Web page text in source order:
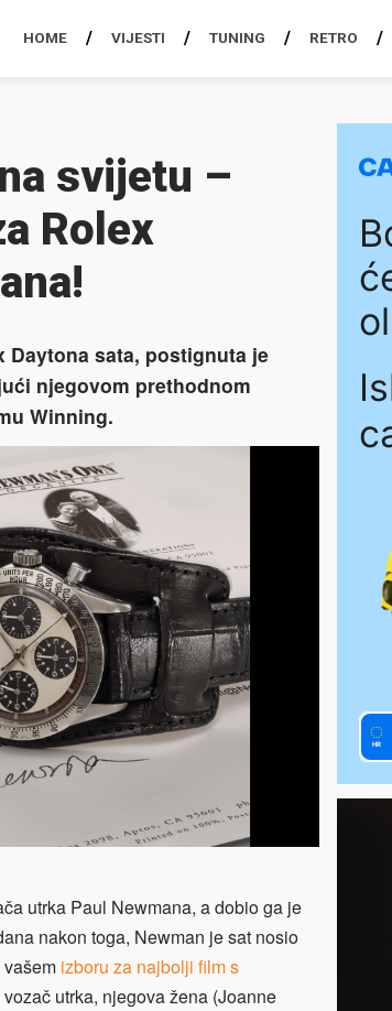
HOME VIJESTI TUNING RETRO
svijetu –
Rolex
sata, postignuta je
njegovom prethodnom
Winning.
utrka Paul Newmana, a dobio ga je
nakon toga, Newman je sat nosio
vašem izboru za najbolji film s
utrka, njegova žena (Joanne